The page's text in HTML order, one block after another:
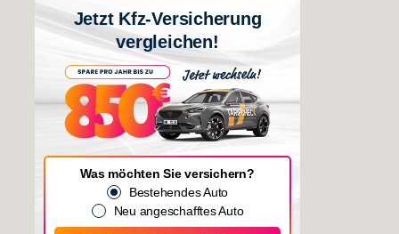
Jetzt Kfz-Versicherung
vergleichen!
Was möchten Sie versichern?
Bestehendes Auto
Neu angeschafftes Auto